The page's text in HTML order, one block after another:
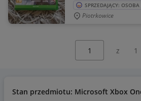
SPRZEDAJĄCY:
Piotrkowice
z 1
Stan przedmiotu: Microsoft Xbox